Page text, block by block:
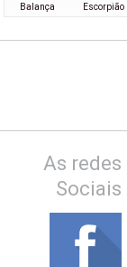
Balança Escorpião
As redes
Sociais